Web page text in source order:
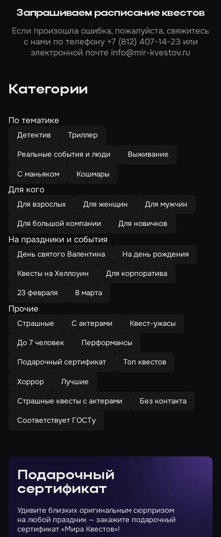
Запрашиваем расписание квестов
Если произошла ошибка, пожалуйста, свяжитесь
с нами по телефону +7 (812) 407-14-23или
электронной почте info@mir-kvestov.ru
Категории
По тематике
Детектив
Триллер
Реальные события и люди
Выживание
С маньяком
Кошмары
Для кого
Для взрослых Для женщин
Для мужчин
Для большой компании
Для новичков
На праздники и события
День святого Валентина
На день рождения
Квесты на Хеллоуин
Для корпоратива
23 февраля
8 марта
Прочие
Страшные С актерами
Квест-ужасы
До 7 человек
Перформансы
Подарочный сертификат
Топ квестов
Хоррор
Лучшие
Страшные квесты с актерами
Без контакта
Соответствует ГОСТу
Подарочный
сертификат
Удивите близких оригинальным сюрпризом
на любой праздник — закажите подарочный
сертификат «Мира Квестов»!